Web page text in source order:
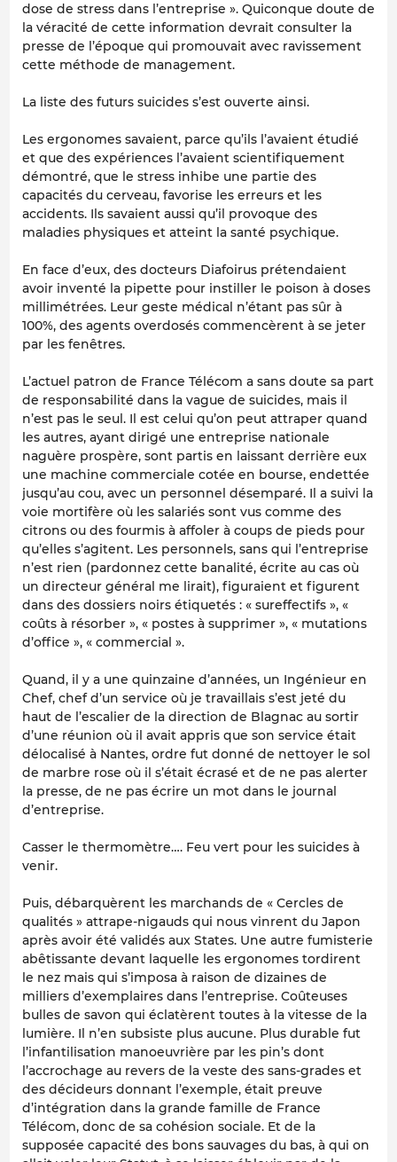
dose de stress dans l’entreprise ». Quiconque doute de
la véracité de cette information devrait consulter la
presse de l’époque qui promouvait avec ravissement
cette méthode de management.
La liste des futurs suicides s’est ouverte ainsi.
Les ergonomes savaient, parce qu’ils l’avaient étudié
et que des expériences l’avaient scientifiquement
démontré, que le stress inhibe une partie des
capacités du cerveau, favorise les erreurs et les
accidents. Ils savaient aussi qu’il provoque des
maladies physiques et atteint la santé psychique.
En face d’eux, des docteurs Diafoirus prétendaient
avoir inventé la pipette pour instiller le poison à doses
millimétrées. Leur geste médical n’étant pas sûr à
100%, des agents overdosés commencèrent à se jeter
par les fenêtres.
L’actuel patron de France Télécom a sans doute sa part
de responsabilité dans la vague de suicides, mais il
n’est pas le seul. Il est celui qu’on peut attraper quand
les autres, ayant dirigé une entreprise nationale
naguère prospère, sont partis en laissant derrière eux
une machine commerciale cotée en bourse, endettée
jusqu’au cou, avec un personnel désemparé. Il a suivi la
voie mortifère où les salariés sont vus comme des
citrons ou des fourmis à affoler à coups de pieds pour
qu’elles s’agitent. Les personnels, sans qui l’entreprise
n’est rien (pardonnez cette banalité, écrite au cas où
un directeur général me lirait), figuraient et figurent
dans des dossiers noirs étiquetés : « sureffectifs », «
coûts à résorber », « postes à supprimer », « mutations
d’office », « commercial ».
Quand, il y a une quinzaine d’années, un Ingénieur en
Chef, chef d’un service où je travaillais s’est jeté du
haut de l’escalier de la direction de Blagnac au sortir
d’une réunion où il avait appris que son service était
délocalisé à Nantes, ordre fut donné de nettoyer le sol
de marbre rose où il s’était écrasé et de ne pas alerter
la presse, de ne pas écrire un mot dans le journal
d’entreprise.
Casser le thermomètre…. Feu vert pour les suicides à
venir.
Puis, débarquèrent les marchands de « Cercles de
qualités » attrape-nigauds qui nous vinrent du Japon
après avoir été validés aux States. Une autre fumisterie
abêtissante devant laquelle les ergonomes tordirent
le nez mais qui s’imposa à raison de dizaines de
milliers d’exemplaires dans l’entreprise. Coûteuses
bulles de savon qui éclatèrent toutes à la vitesse de la
lumière. Il n’en subsiste plus aucune. Plus durable fut
l’infantilisation manoeuvrière par les pin’s dont
l’accrochage au revers de la veste des sans-grades et
des décideurs donnant l’exemple, était preuve
d’intégration dans la grande famille de France
Télécom, donc de sa cohésion sociale. Et de la
supposée capacité des bons sauvages du bas, à qui on